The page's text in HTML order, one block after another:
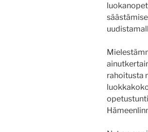
rahoitusta